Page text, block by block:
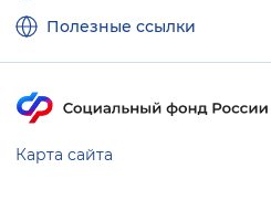
Полезные ссылки
Карта сайта